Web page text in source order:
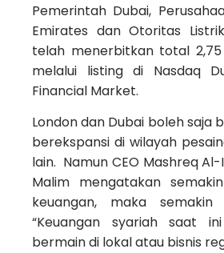
Pemerintah Dubai,
Emirates dan Otoritas
telah menerbitkan total
melalui listing di Nasdaq
Financial Market.
London dan Dubai boleh
berekspansi di wilayah
lain. Namun CEO Mashreq
Malim mengatakan
keuangan, maka
“Keuangan syariah saat
bermain di lokal atau bisnis